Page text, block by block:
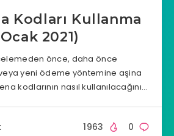
Kodları Kullanma
2021)
önce, daha önce
yeni ödeme yöntemine aşina
kodlarının nasıl kullanılacağını…
0
1963